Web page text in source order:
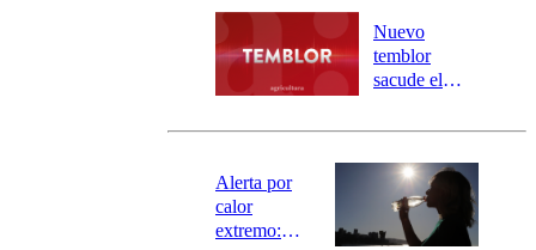
río Damas:
activa
mensajería
SAE
Nuevo
temblor
sacude el
revisa la
epicentro
Alerta por
calor
extremo: